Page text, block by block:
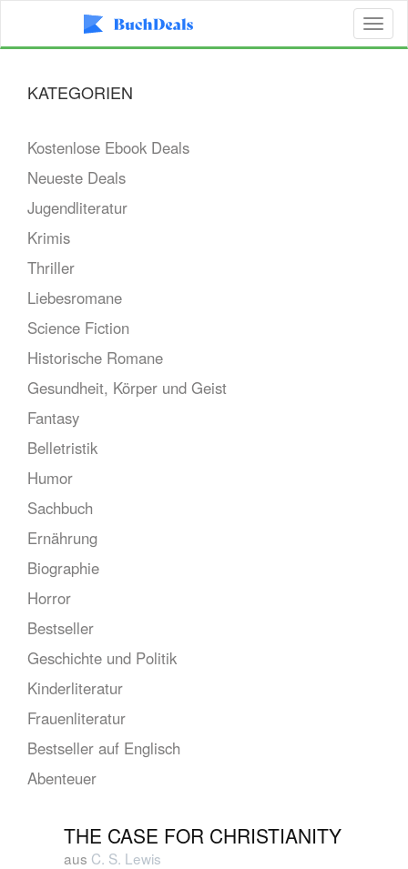
KATEGORIEN
Kostenlose Ebook Deals
Neueste Deals
Jugendliteratur
Krimis
Thriller
Liebesromane
Science Fiction
Historische Romane
Gesundheit, Körper und Geist
Fantasy
Belletristik
Humor
Sachbuch
Ernährung
Biographie
Horror
Bestseller
Geschichte und Politik
Kinderliteratur
Frauenliteratur
Bestseller auf Englisch
Abenteuer
THE CASE FOR CHRISTIANITY
aus C. S. Lewis